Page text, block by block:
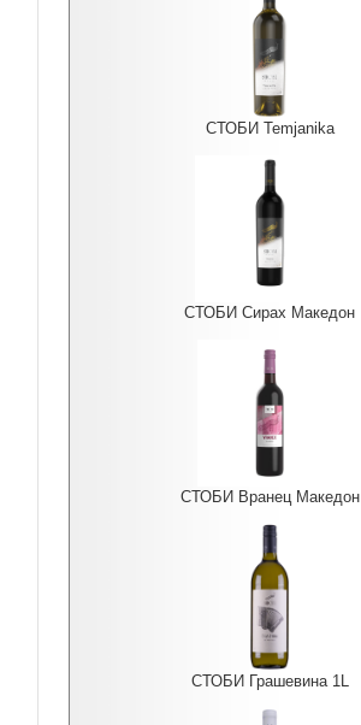
СТОБИ Temjanika
СТОБИ Сирах Македон
СТОБИ Вранец Македон
СТОБИ Грашевина 1L